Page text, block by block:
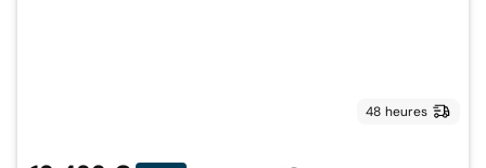
48 heures